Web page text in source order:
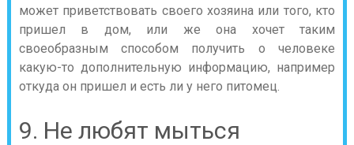
может приветствовать своего хозяина или того, кто
пришел в дом, или же она хочет таким
своеобразным способом получить о человеке
какую-то дополнительную информацию, например
откуда он пришел и есть ли у него питомец.
9. Не любят мыться